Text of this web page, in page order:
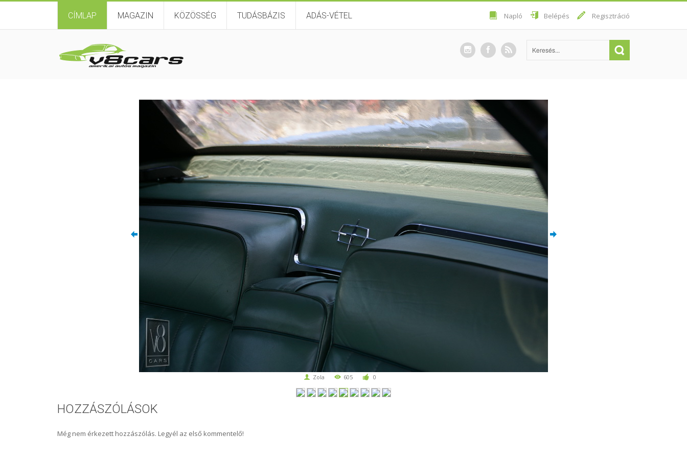
CÍMLAP MAGAZIN KÖZÖSSÉG TUDÁSBÁZIS ADÁS-VÉTEL Napló Belépés Regisztráció
Zola 605 0
HOZZÁSZÓLÁSOK
Még nem érkezett hozzászólás. Legyél az első kommentelő!